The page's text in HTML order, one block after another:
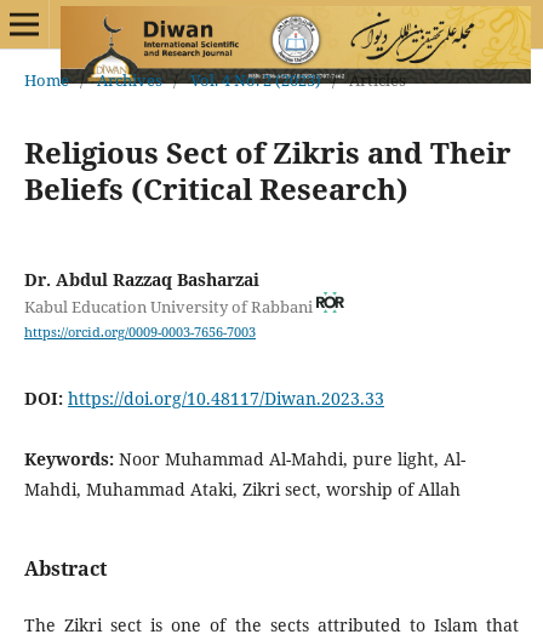
Home / Archives / Vol. 4 No. 2 (2023) / Articles
Religious Sect of Zikris and Their
Beliefs (Critical Research)
Dr. Abdul Razzaq Basharzai
Kabul Education University of Rabbani
https://orcid.org/0009-0003-7656-7003
DOI: https://doi.org/10.48117/Diwan.2023.33
Keywords: Noor Muhammad Al-Mahdi, pure light, Al-
Mahdi, Muhammad Ataki, Zikri sect, worship of Allah
Abstract
The Zikri sect is one of the sects attributed to Islam that